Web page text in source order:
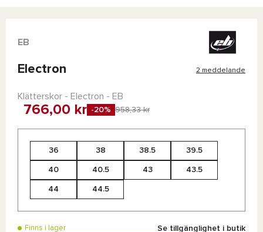
EB
Electron 2 meddelande
Klätterskor - Electron - EB
766,00 kr -20% 958,33 kr
36 38 38.5 39.5
40 40.5 43 43.5
44 44.5
Finns i lager Se tillgänglighet i butik